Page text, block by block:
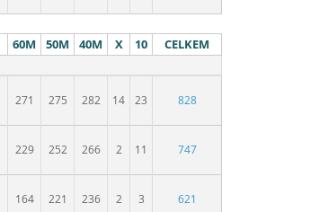
60M 50M 40M X 10 CELKEM
271 275 282 14 23 828
229 252 266 2 11 747
164 221 236 2 3 621